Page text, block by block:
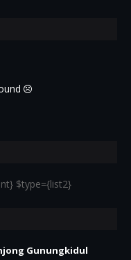
$type={list2}
Gunungkidul